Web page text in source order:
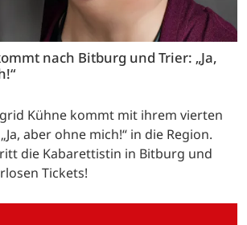
nach Bitburg und Trier: „Ja,
Kühne kommt mit ihrem vierten
aber ohne mich!“ in die Region.
die Kabarettistin in Bitburg und
Tickets!